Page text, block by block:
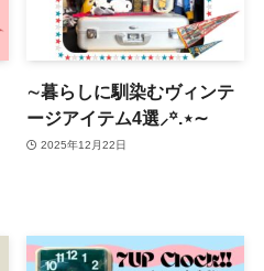
∼暮らしに馴染むヴィンテ
ージアイテム4選⸝꙳.⋆∼
2025年12月22日